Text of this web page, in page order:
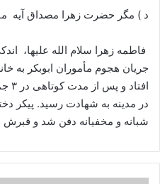
د ) مگر حضرت زهرا مصداق آیه
فاطمه زهرا سلام الله علیها،
جریان هجوم مأموران ابوبکر به
در مدینه به شهادت رسید. پیکر
شبانه و مخفیانه دفن شد و